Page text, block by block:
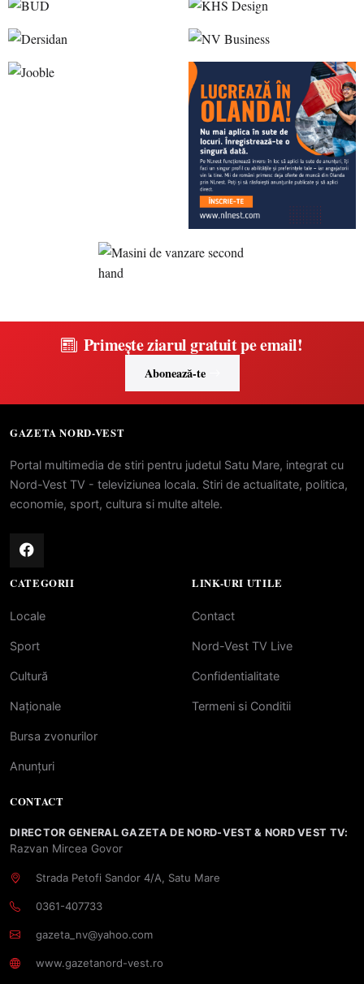
Primește ziarul gratuit pe email!
Abonează-te
GAZETA NORD-VEST
Portal multimedia de stiri pentru judetul Satu Mare, integrat cu
Nord-Vest TV - televiziunea locala. Stiri de actualitate, politica,
economie, sport, cultura si multe altele.
CATEGORII
Locale
Sport
Cultură
Naționale
Bursa zvonurilor
Anunțuri
LINK-URI UTILE
Contact
Nord-Vest TV Live
Confidentialitate
Termeni si Conditii
CONTACT
DIRECTOR GENERAL GAZETA DE NORD-VEST & NORD VEST TV:
Razvan Mircea Govor
Strada Petofi Sandor 4/A, Satu Mare
0361-407733
gazeta_nv@yahoo.com
www.gazetanord-vest.ro